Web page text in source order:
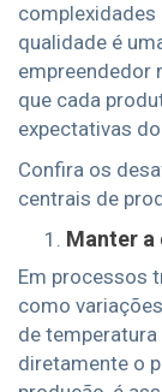
complexidades
qualidade é
empreendedor
que cada
expectativas
Confira os
centrais de
Manter
Em processos
como
de
diretamente o